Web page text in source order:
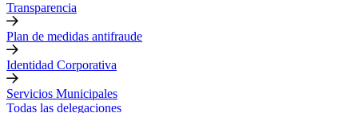
Transparencia
Plan de medidas antifraude
Identidad Corporativa
Servicios Municipales
Todas las delegaciones